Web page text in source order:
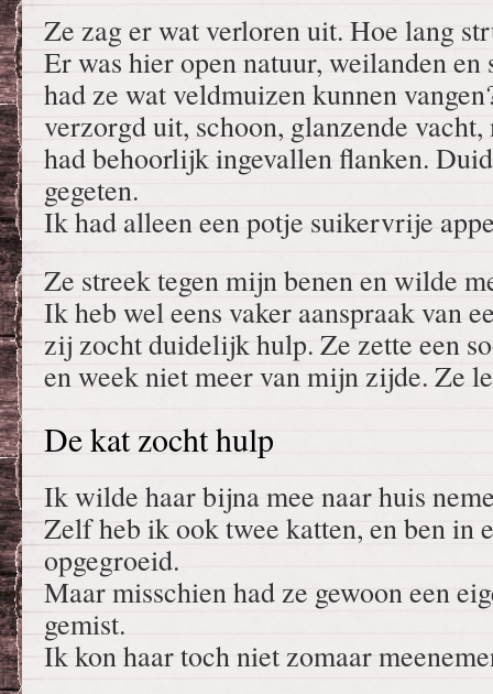
Ze zag er wat verloren uit. Hoe lang
Er was hier open natuur, weilanden
had ze wat veldmuizen kunnen
verzorgd uit, schoon, glanzende vacht,
had behoorlijk ingevallen flanken.
gegeten.
Ik had alleen een potje suikervrije
Ze streek tegen mijn benen en wilde
Ik heb wel eens vaker aanspraak van
zij zocht duidelijk hulp. Ze zette een
en week niet meer van mijn zijde. Ze
De kat zocht hulp
Ik wilde haar bijna mee naar huis
Zelf heb ik ook twee katten, en ben in
opgegroeid.
Maar misschien had ze gewoon een
gemist.
Ik kon haar toch niet zomaar